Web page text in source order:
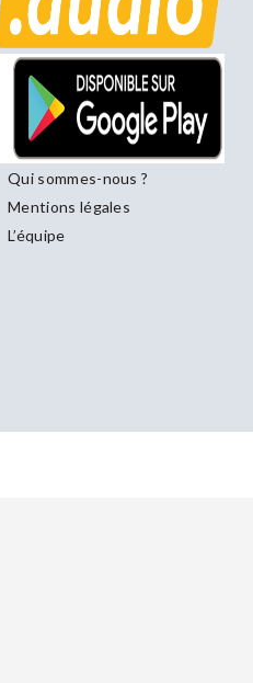
Qui sommes-nous ?
Mentions légales
L’équipe